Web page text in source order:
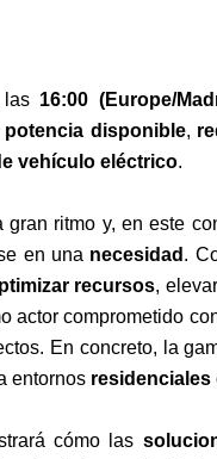
16:00 (Europe/
disponible,
vehículo eléctrico.
gran ritmo y, en este
en una necesidad .
recursos,
actor comprometido
En concreto, la
entornos residenciales
cómo las